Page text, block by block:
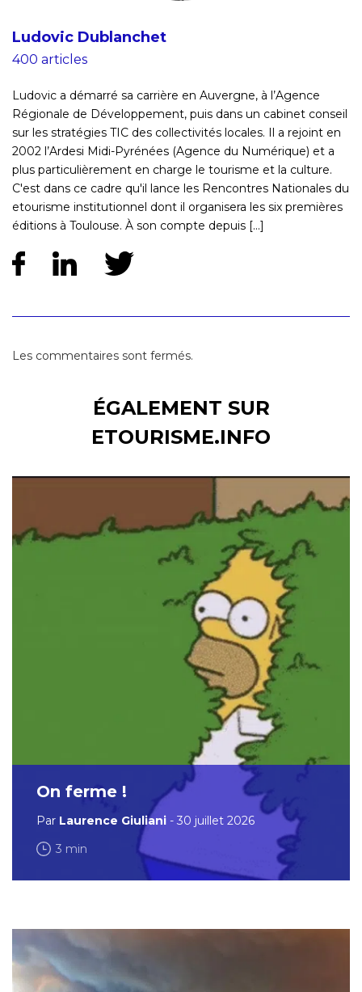
Ludovic Dublanchet
400 articles
Ludovic a démarré sa carrière en Auvergne, à l’Agence
Régionale de Développement, puis dans un cabinet conseil
sur les stratégies TIC des collectivités locales. Il a rejoint en
2002 l’Ardesi Midi-Pyrénées (Agence du Numérique) et a
plus particulièrement en charge le tourisme et la culture.
C'est dans ce cadre qu'il lance les Rencontres Nationales du
etourisme institutionnel dont il organisera les six premières
éditions à Toulouse. À son compte depuis [...]
Les commentaires sont fermés.
ÉGALEMENT SUR
ETOURISME.INFO
On ferme !
Par Laurence Giuliani - 30 juillet 2026
3 min